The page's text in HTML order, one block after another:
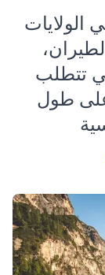
الولايات
تتطلب
على طول